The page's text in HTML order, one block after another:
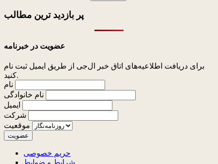
پر بازدید ترین مطالب
عضویت در خبرنامه
برای دریافت اطلاعیه‌های اتاق خبر ال‌جی از طریق ایمیل ثبت نام
کنید.
نام
نام خانوادگی
ایمیل
شرکت
موقعیت
حریم خصوصی
شرایط و ضوابط